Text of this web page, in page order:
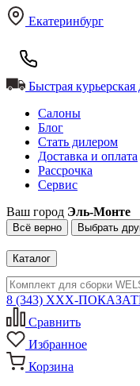
Екатеринбург
Быстрая
Салоны
Блог
Стать дилером
Доставка и оплата
Рассрочка
Сервис
Ваш город Эль-Монте
Всё верно Выбрать
Каталог
8 (343) XXX-
Сравнить
Избранное
Корзина